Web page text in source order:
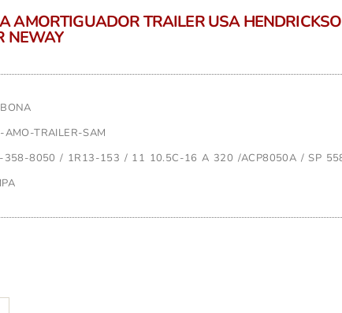
AMORTIGUADOR TRAILER USA
NEWAY
AMO-TRAILER-SAM
358-8050 / 1R13-153 / 11 10.5C-16 A 320 /ACP8050A / SP